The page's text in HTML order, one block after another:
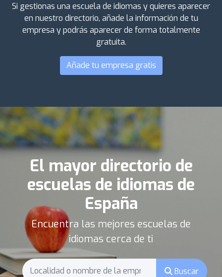
Si gestionas una escuela de idiomas y quieres aparecer
en nuestro directorio, añade la información de tu
empresa y podrás aparecer de forma totalmente
gratuita.
Añade tu empresa gratis
El mayor directorio de
escuelas de idiomas de
España
Encuentra las mejores escuelas de
idiomas cerca de ti
Buscar